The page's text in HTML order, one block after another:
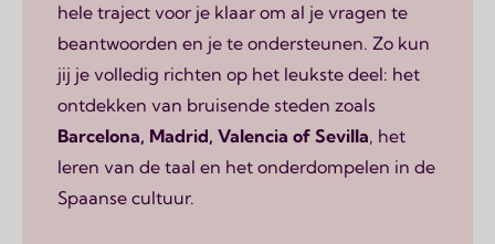
hele traject voor je klaar om al je vragen te
beantwoorden en je te ondersteunen. Zo kun
jij je volledig richten op het leukste deel: het
ontdekken van bruisende steden zoals
Barcelona, Madrid, Valencia of Sevilla, het
leren van de taal en het onderdompelen in de
Spaanse cultuur.